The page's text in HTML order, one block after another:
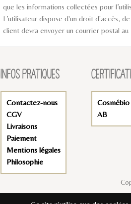
que les informations collectées pour
L’utilisateur dispose d'un droit d'accès,
client devra envoyer un courrier postal
INFOS PRATIQUES
Contactez-nous
CGV
Livraisons
Paiement
Mentions légales
Philosophie
Cosmébio
AB